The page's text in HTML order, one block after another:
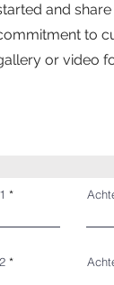
and
to
or video